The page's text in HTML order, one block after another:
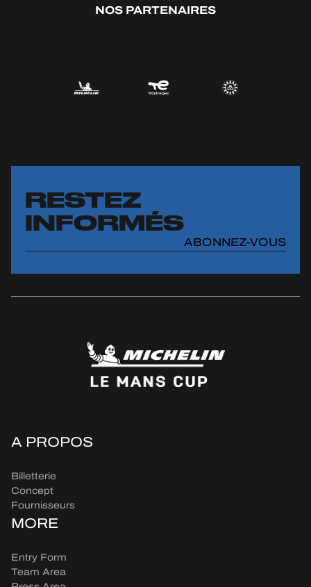
NOS PARTENAIRES
RESTEZ
INFORMÉS
ABONNEZ-VOUS
A PROPOS
Billetterie
Concept
Fournisseurs
MORE
Entry Form
Team Area